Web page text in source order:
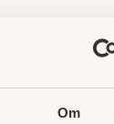
Om